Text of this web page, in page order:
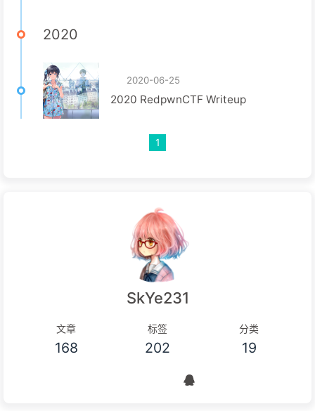
2020
2020-06-25
2020 RedpwnCTF Writeup
1
SkYe231
文章
168
标签
202
分类
19